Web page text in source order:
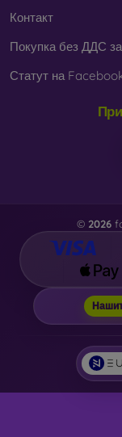
Контакт
Покупка без ДДС
Статут на
© 2026